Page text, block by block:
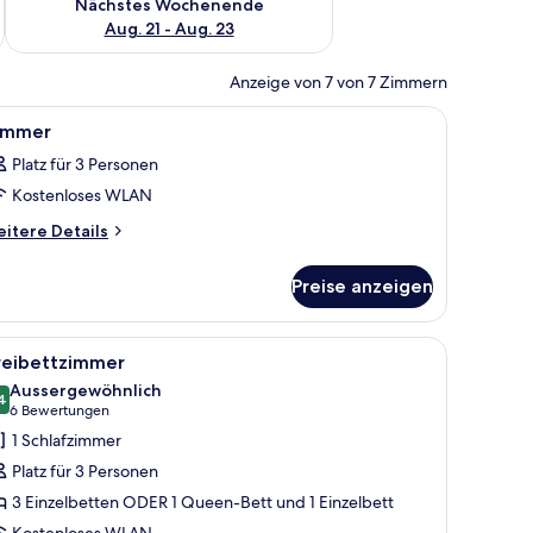
Nächstes Wochenende
Aug. 21 - Aug. 23
Anzeige von 7 von 7 Zimmern
einem Schreibtisch und Blick auf die Stadt durch das Fenster.
Ein Hotelzimmer mit einem großen Bett,
8
Platz für 3 Personen
Kostenloses WLAN
Details
Preise anzeigen
Bett, einem Schreibtisch und einem Stuhl. Ein Fenster mit
Ein modernes Hotelzimmer mit Bett, Sofa,
15
von 10
Aussergewöhnlich
6 Bewertungen
(6
Bewertungen)
1 Schlafzimmer
Platz für 3 Personen
3 Einzelbetten ODER 1 Queen-Bett und 1 Einzelbett